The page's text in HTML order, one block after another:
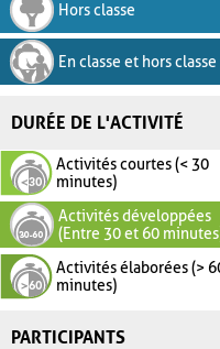
Hors classe
En classe et hors classe
DURÉE DE L'ACTIVITÉ
Activités courtes (< 30
minutes)
Activités développées
(Entre 30 et 60
Activités élaborées (>
minutes)
PARTICIPANTS